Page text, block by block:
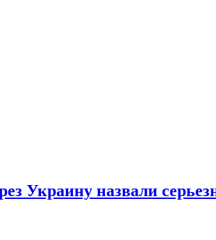
Украину назвали